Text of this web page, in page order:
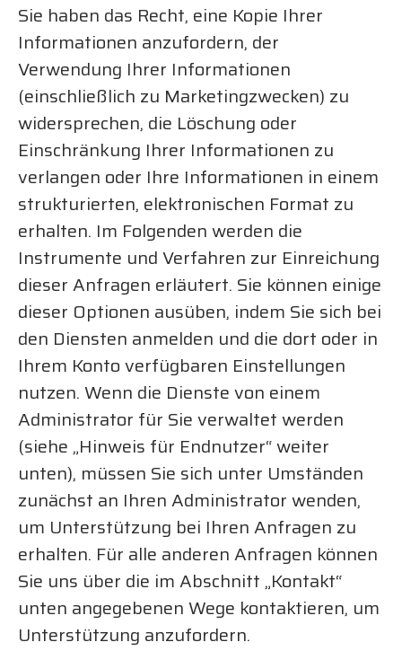
Sie haben das Recht, eine Kopie Ihrer
Informationen anzufordern, der
Verwendung Ihrer Informationen
(einschließlich zu Marketingzwecken) zu
widersprechen, die Löschung oder
Einschränkung Ihrer Informationen zu
verlangen oder Ihre Informationen in einem
strukturierten, elektronischen Format zu
erhalten. Im Folgenden werden die
Instrumente und Verfahren zur Einreichung
dieser Anfragen erläutert. Sie können einige
dieser Optionen ausüben, indem Sie sich bei
den Diensten anmelden und die dort oder in
Ihrem Konto verfügbaren Einstellungen
nutzen. Wenn die Dienste von einem
Administrator für Sie verwaltet werden
(siehe „Hinweis für Endnutzer“ weiter
unten), müssen Sie sich unter Umständen
zunächst an Ihren Administrator wenden,
um Unterstützung bei Ihren Anfragen zu
erhalten. Für alle anderen Anfragen können
Sie uns über die im Abschnitt „Kontakt“
unten angegebenen Wege kontaktieren, um
Unterstützung anzufordern.